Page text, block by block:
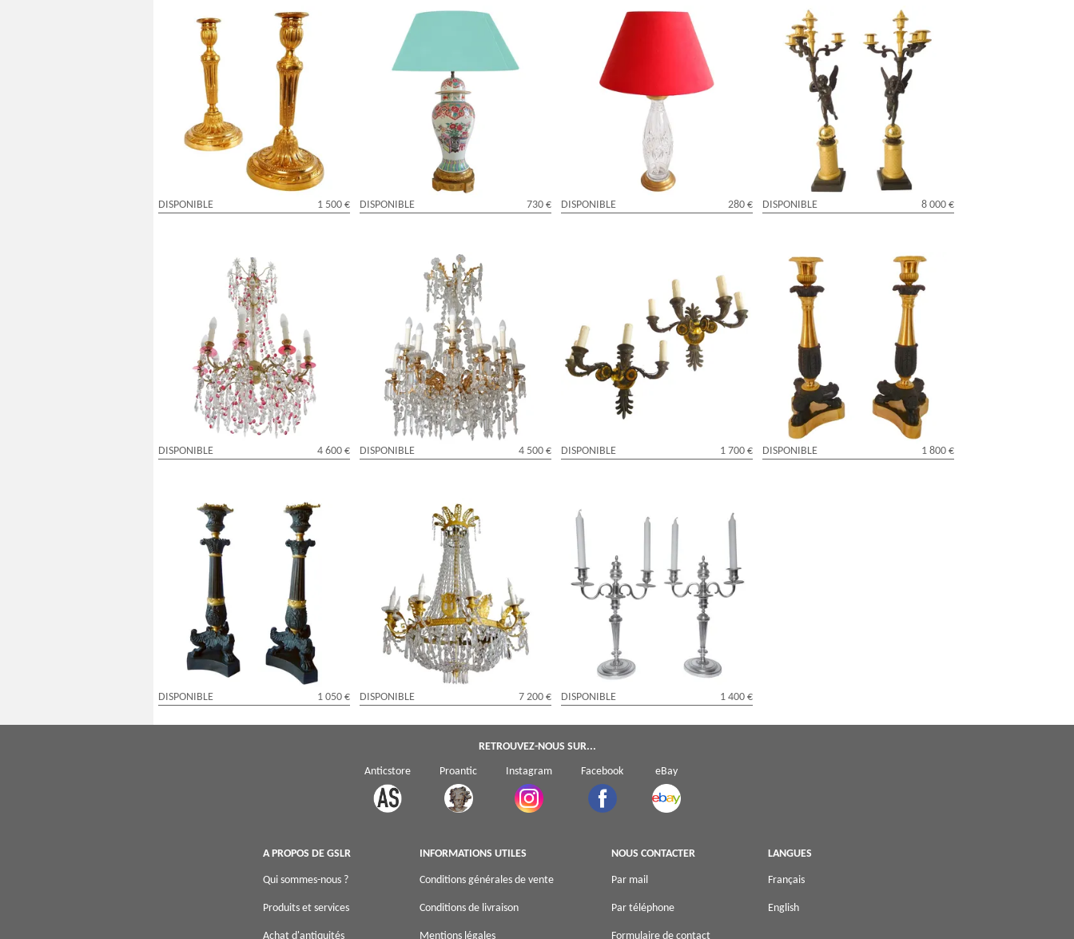
Paire d'importants bougeoirs flambeaux
Louis XVI en bronze doré - 30cm
DISPONIBLE 1 500 €
Lampe potiche en porcelaine de Chine,
famille rose et bronze doré, époque
DISPONIBLE 730 €
Pied de lampe en cristal de Baccarat et
bronze doré - étiquette papier
DISPONIBLE 280 €
Paire de grands candélabres Empire en
bronze doré aux enfants ailés attribués à
Gérard Jean Galle
DISPONIBLE 8 000 €
Rare lustre en cristal de Baccarat rouge
et blanc - style Louis XVI - XIXe siècle
DISPONIBLE 4 600 €
Grand lustre en bronze doré et cristal de
Baccarat taillé - 12 feux - époque
Napoléon III
DISPONIBLE 4 500 €
Paire d'appliques Empire en bronze
patiné et doré d'époque Restauration
DISPONIBLE 1 700 €
Paire de flambeaux / bougeoirs Empire
en bronze doré au mercure & patiné,
époque Restauration
DISPONIBLE 1 800 €
Paire de bougeoirs flambeaux tripodes
en bronze patiné et doré au mercure,
époque Empire Restauration
DISPONIBLE 1 050 €
Grand lustre corbeille en cristal et
bronze doré au mercure, époque
Empire, 10 lumières
DISPONIBLE 7 200 €
Candélabres en bronze argenté, modèle
du château de Fontainebleau, époque
Empire Restauration
DISPONIBLE 1 400 €
RETROUVEZ-NOUS SUR...
Anticstore Proantic Instagram Facebook eBay
A PROPOS DE GSLR
Qui sommes-nous ?
Produits et services
Achat d'antiquités
INFORMATIONS UTILES
Conditions générales de vente
Conditions de livraison
Mentions légales
NOUS CONTACTER
Par mail
Par téléphone
Formulaire de contact
LANGUES
Français
English